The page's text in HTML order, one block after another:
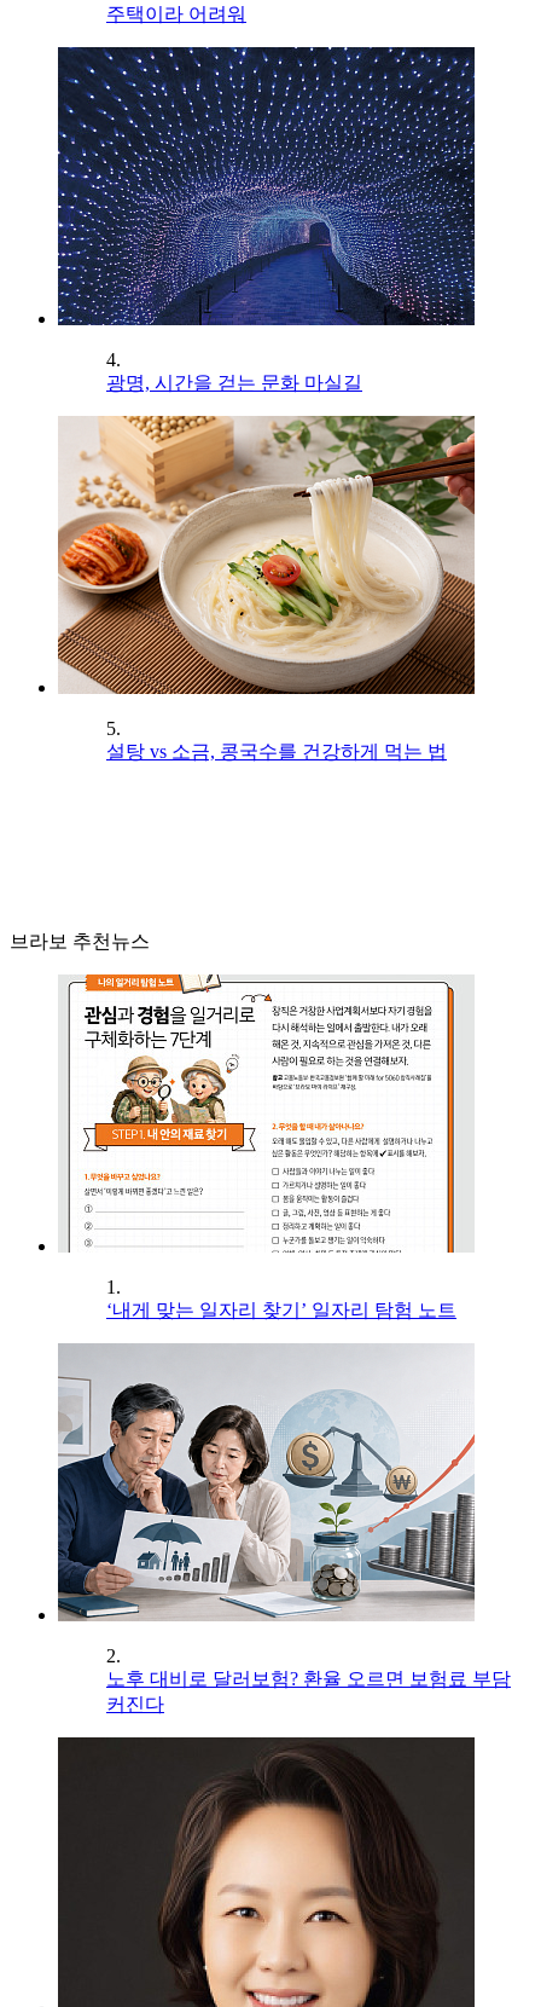
주택이라 어려워
4.
광명, 시간을 걷는 문화 마실길
5.
설탕 vs 소금, 콩국수를 건강하게 먹는 법
브라보 추천뉴스
1.
‘내게 맞는 일자리 찾기’ 일자리 탐험 노트
2.
노후 대비로 달러보험? 환율 오르면 보험료 부담
커진다